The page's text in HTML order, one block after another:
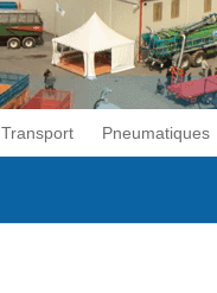
Transport Pneumatiques